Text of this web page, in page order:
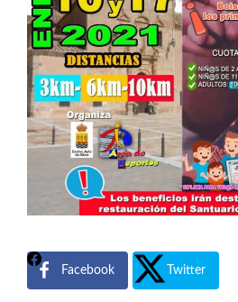
Facebook Twitter